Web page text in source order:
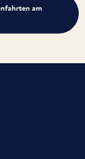
am